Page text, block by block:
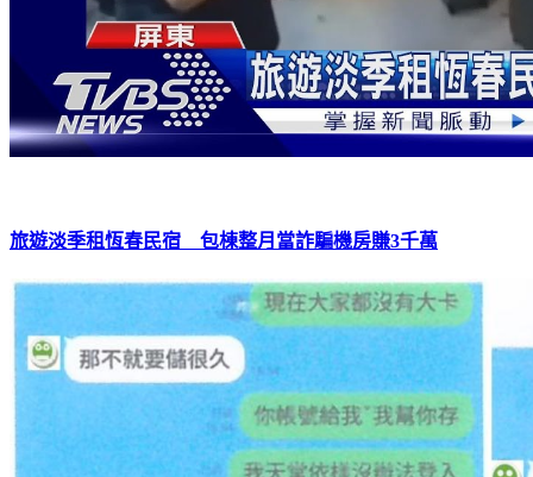
旅遊淡季租恆春民宿 包棟整月當詐騙機房賺3千萬